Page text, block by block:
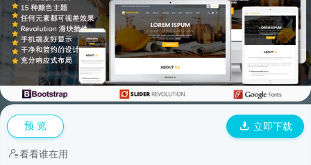
预 览 立即下载
看看谁在用